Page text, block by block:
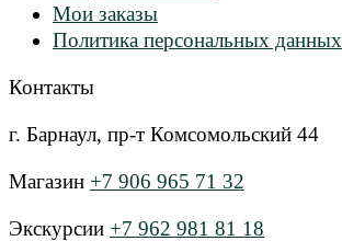
Мои заказы
Политика персональных данных
Контакты
г. Барнаул, пр-т Комсомольский 44
Магазин +7 906 965 71 32
Экскурсии +7 962 981 81 18